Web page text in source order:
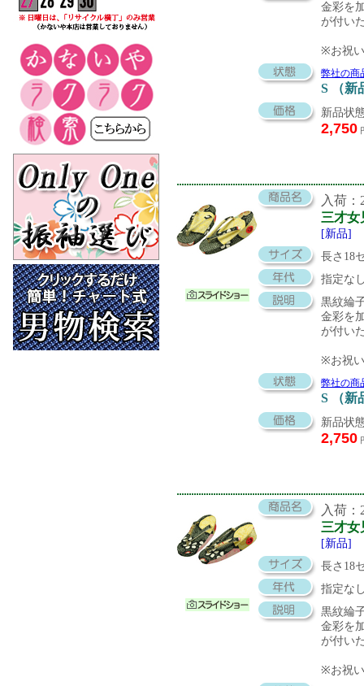
金彩を
が付い
※お祝
弊社の商
S （新
新品状
2,750
入荷：
三才女
[新品]
長さ18
指定な
黒紋綸
金彩を
が付い
※お祝
弊社の商
S （新
新品状
2,750
入荷：
三才女
[新品]
長さ18
指定な
黒紋綸
金彩を
が付い
※お祝